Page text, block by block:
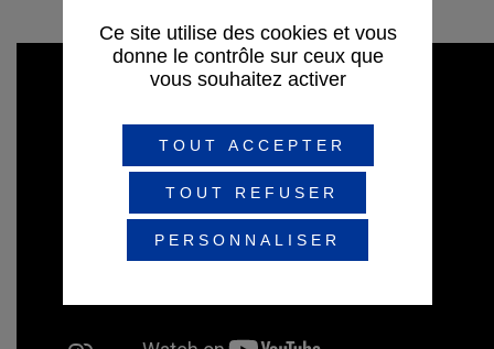
Ce site utilise des cookies et vous
donne le contrôle sur ceux que
vous souhaitez activer
TOUT ACCEPTER
TOUT REFUSER
PERSONNALISER